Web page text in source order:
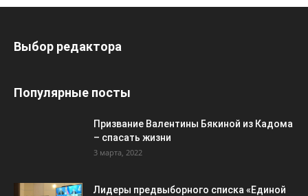
Выбор редактора
Популярные посты
Призвание Валентины Бякиной из Кадома
– спасать жизни
3 марта, 2022
Лидеры предвыборного списка «Единой